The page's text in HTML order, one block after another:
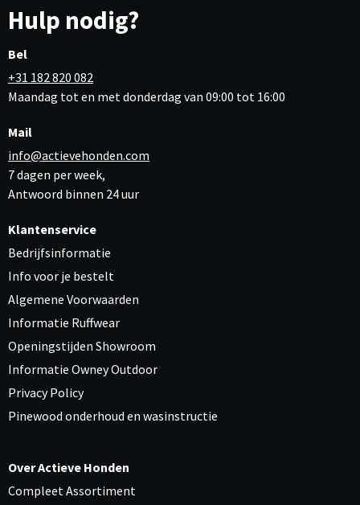
Hulp nodig?
Bel
+31 182 820 082
Maandag tot en met donderdag van 09:00 tot 16:00
Mail
info@actievehonden.com
7 dagen per week,
Antwoord binnen 24 uur
Klantenservice
Bedrijfsinformatie
Info voor je bestelt
Algemene Voorwaarden
Informatie Ruffwear
Openingstijden Showroom
Informatie Owney Outdoor
Privacy Policy
Pinewood onderhoud en wasinstructie
Over Actieve Honden
Compleet Assortiment